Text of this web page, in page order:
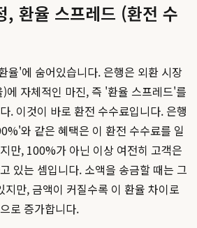
, 환율 스프레드 (환전 수
율'에 숨어있습니다. 은행은 외환 시장
에 자체적인 마진, 즉 '환율 스프레드'를
. 이것이 바로 환전 수수료입니다. 은행
와 같은 혜택은 이 환전 수수료를 일
만, 100%가 아닌 이상 여전히 고객은
있는 셈입니다. 소액을 송금할 때는 그
만, 금액이 커질수록 이 환율 차이로
로 증가합니다.